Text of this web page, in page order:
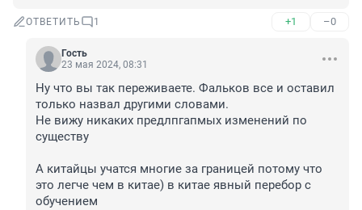
ОТВЕТИТЬ 1 +1 –0
Гость
23 мая 2024, 08:31
Ну что вы так переживаете. Фальков все и оставил
только назвал другими словами.
Не вижу никаких предлпгапмых изменений по
существу
А китайцы учатся многие за границей потому что
это легче чем в китае) в китае явный перебор с
обучением